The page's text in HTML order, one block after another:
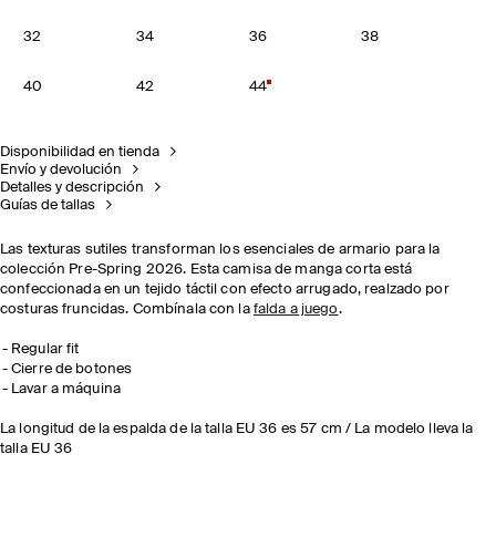
32 34 36 38
40 42 44
Disponibilidad en tienda
Envío y devolución
Detalles y descripción
Guías de tallas
Las texturas sutiles transforman los esenciales de armario para la
colección Pre-Spring 2026. Esta camisa de manga corta está
confeccionada en un tejido táctil con efecto arrugado, realzado por
costuras fruncidas. Combínala con la falda a juego.
Regular fit
Cierre de botones
Lavar a máquina
La longitud de la espalda de la talla EU 36 es 57 cm / La modelo lleva la
talla EU 36